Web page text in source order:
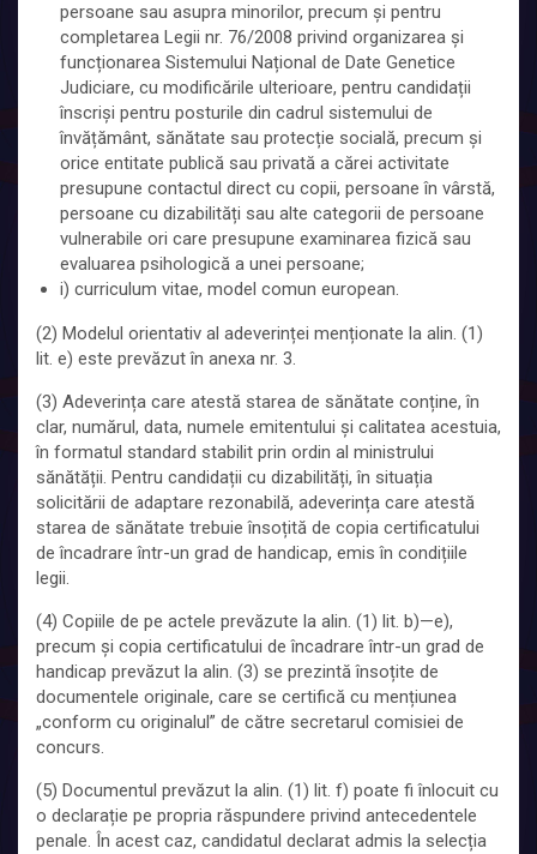
persoane sau asupra minorilor, precum și pentru
completarea Legii nr. 76/2008 privind organizarea și
funcționarea Sistemului Național de Date Genetice
Judiciare, cu modificările ulterioare, pentru candidații
înscriși pentru posturile din cadrul sistemului de
învățământ, sănătate sau protecție socială, precum și
orice entitate publică sau privată a cărei activitate
presupune contactul direct cu copii, persoane în vârstă,
persoane cu dizabilități sau alte categorii de persoane
vulnerabile ori care presupune examinarea fizică sau
evaluarea psihologică a unei persoane;
i) curriculum vitae, model comun european.
(2) Modelul orientativ al adeverinței menționate la alin. (1)
lit. e) este prevăzut în anexa nr. 3.
(3) Adeverința care atestă starea de sănătate conține, în
clar, numărul, data, numele emitentului și calitatea acestuia,
în formatul standard stabilit prin ordin al ministrului
sănătății. Pentru candidații cu dizabilități, în situația
solicitării de adaptare rezonabilă, adeverința care atestă
starea de sănătate trebuie însoțită de copia certificatului
de încadrare într-un grad de handicap, emis în condițiile
legii.
(4) Copiile de pe actele prevăzute la alin. (1) lit. b)—e),
precum și copia certificatului de încadrare într-un grad de
handicap prevăzut la alin. (3) se prezintă însoțite de
documentele originale, care se certifică cu mențiunea
„conform cu originalul” de către secretarul comisiei de
concurs.
(5) Documentul prevăzut la alin. (1) lit. f) poate fi înlocuit cu
o declarație pe propria răspundere privind antecedentele
penale. În acest caz, candidatul declarat admis la selecția